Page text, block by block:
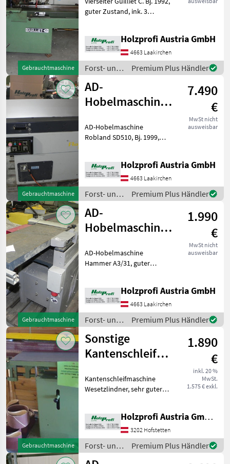
Gebrauchtmaschine
guter Zustand, ink. 3
WendemesserPreisänderungen
vorbehalten, Irrtümer,
Druck- und Sa
Holzprofi Austria GmbH
4663 Laakirchen
Forst- und
Holztechnik
/ Sonstige
Premium Plus Händler
Gebrauchtmaschine
AD-
Hobelmaschine
gebraucht
7.490
€
MwSt nicht
ausweisbar
AD-Hobelmaschine
Robland SD510, Bj. 1999,
5, 5 kW, 2300 mm
Tischlänge, 510 mm
Tischbreite, 3 Messer, ca.
900 kgPreisänderu
Holzprofi Austria GmbH
4663 Laakirchen
Forst- und
Holztechnik
/ Robland
Premium Plus Händler
Gebrauchtmaschine
AD-
Hobelmaschine
gebraucht
1.990
€
MwSt nicht
ausweisbar
AD-Hobelmaschine
Hammer A3/31, guter
Tischbreite, 3 Messer, 150
kgPreisänderungen
vorbehalten, Irrtümer,
Druck- und S
Holzprofi Austria GmbH
4663 Laakirchen
Forst- und
Holztechnik
/ Hammer
Premium Plus Händler
Gebrauchtmaschine
Sonstige
Kantenschleifmaschine
gebraucht
1.890
€
inkl. 20 %
MwSt.
1.575 € exkl.
Kantenschleifmaschine
Wesetzlindner, sehr guter
kgPreisänderungen
vorbehalten, Irrtümer,
Druck- und Satzfehler
vorbehalt
Holzprofi Austria GmbH, Zweigstelle NÖ
3202 Hofstetten
Forst- und
Holztechnik
Premium Plus Händler